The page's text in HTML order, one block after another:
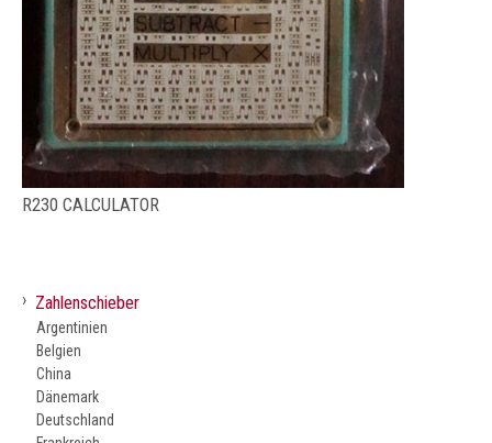
R230 CALCULATOR
› Zahlenschieber
Argentinien
Belgien
China
Dänemark
Deutschland